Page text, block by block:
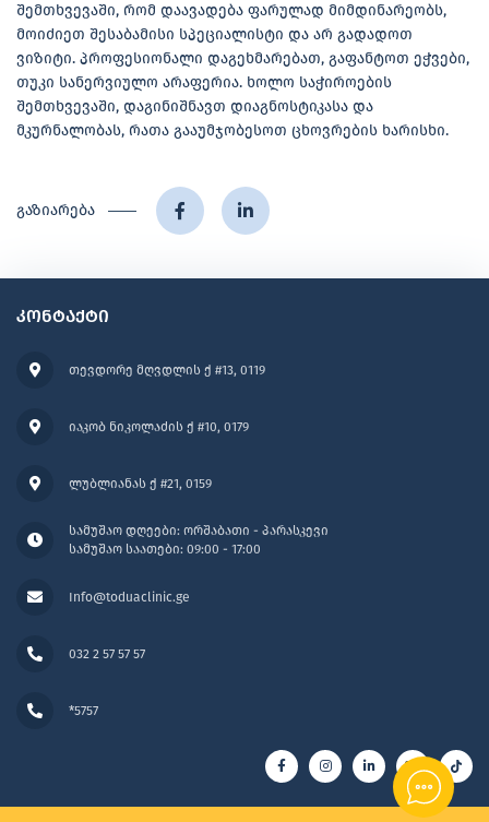
შემთხვევაში, რომ დაავადება ფარულად მიმდინარეობს,
მოიძიეთ შესაბამისი სპეციალისტი და არ გადადოთ
ვიზიტი. პროფესიონალი დაგეხმარებათ, გაფანტოთ ეჭვები,
თუკი სანერვიულო არაფერია. ხოლო საჭიროების
შემთხვევაში, დაგინიშნავთ დიაგნოსტიკასა და
მკურნალობას, რათა გააუმჯობესოთ ცხოვრების ხარისხი.
გაზიარება
კონტაქტი
თევდორე მღვდლის ქ #13, 0119
სამუშაო დღეები: ორშაბათი - პარასკევი
სამუშაო საათები: 09:00 - 17:00
იაკობ ნიკოლაძის ქ #10, 0179
Info@toduaclinic.ge
ლუბლიანას ქ #21, 0159
032 2 57 57 57
*5757